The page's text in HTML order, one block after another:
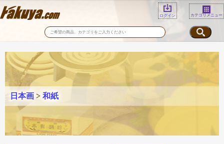
ログイン カテゴリメニュー
日本画 > 和紙